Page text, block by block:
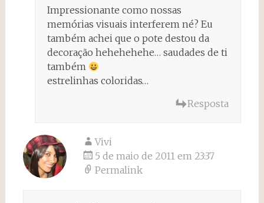
Impressionante como nossas
memórias visuais interferem né? Eu
também achei que o pote destou da
decoração hehehehehe… saudades de ti
também
estrelinhas coloridas…
Resposta
Vivi
5 de maio de 2011 em 23:37
Permalink